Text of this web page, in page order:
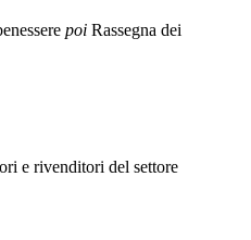
poi Rassegna dei
e rivenditori del settore